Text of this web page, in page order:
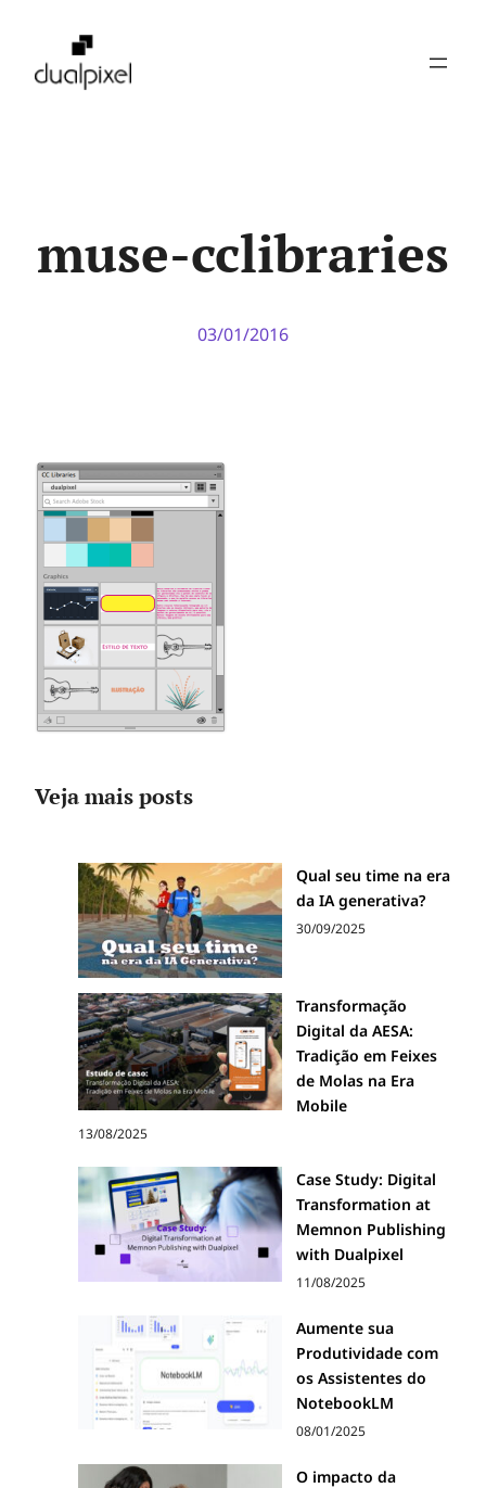
muse-cclibraries
03/01/2016
Veja mais posts
Qual seu time na era
da IA generativa?
30/09/2025
Transformação
Digital da AESA:
Tradição em Feixes
de Molas na Era
Mobile
13/08/2025
Case Study: Digital
Transformation at
Memnon Publishing
with Dualpixel
11/08/2025
Aumente sua
Produtividade com
os Assistentes do
NotebookLM
08/01/2025
O impacto da